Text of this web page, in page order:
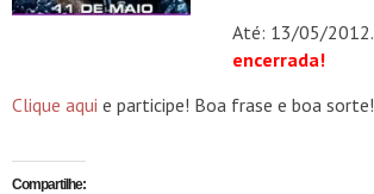
Até: 13/05/2012.
encerrada!
Clique aqui e participe! Boa frase e boa sorte!
Compartilhe: